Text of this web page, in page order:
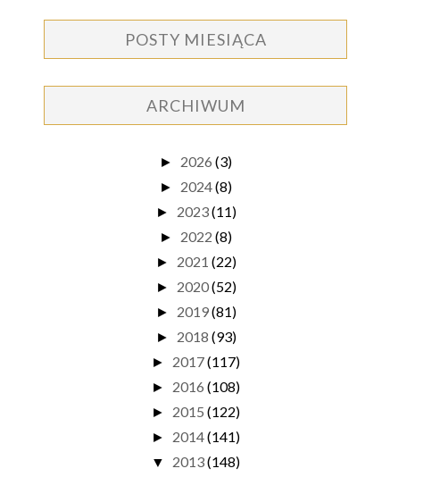
POSTY MIESIĄCA
ARCHIWUM
► 2026 (3)
► 2024(8)
► 2023(11)
► 2022 (8)
► 2021 (22)
► 2020(52)
► 2019(81)
► 2018 (93)
► 2017(117)
► 2016 (108)
► 2015 (122)
► 2014(141)
▼ 2013(148)